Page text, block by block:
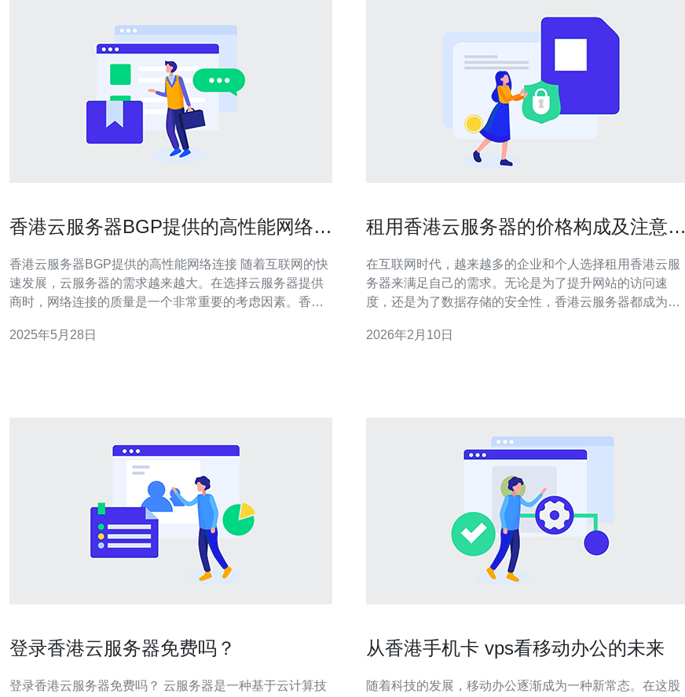
香港云服务器BGP提供的高性能网络连
香港云服务器BGP提供的高性能网络连接 随着互联网的快
速发展，云服务器的需求越来越大。在选择云服务器提供
商时，网络连接的质量是一个非常重要的考虑因素。香港
本文将介绍其特点和优势。 香港云服务器BGP提供的高性
2025年5月28日
租用香港云服务器的价格构成及注意事
在互联网时代，越来越多的企业和个人选择租用香港云服
务器来满足自己的需求。无论是为了提升网站的访问速
度，还是为了数据存储的安全性，香港云服务器都成为了
构成，以及在选择时需要注意的事项，帮助您找到最好、
2026年2月10日
登录香港云服务器免费吗？
登录香港云服务器免费吗？ 云服务器是一种基于云计算技
从香港手机卡 vps看移动办公的未来
随着科技的发展，移动办公逐渐成为一种新常态。在这股